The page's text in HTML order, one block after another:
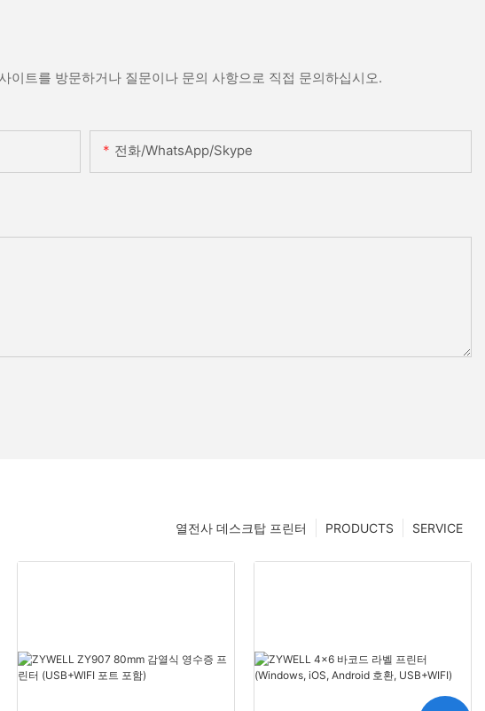
트를 방문하거나 질문이나 문의 사항으로 직접 문의하십시오.
전화/WhatsApp/Skype
SERVICE
PRODUCTS
열전사 데스크탑 프린터